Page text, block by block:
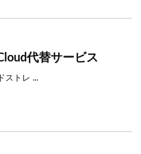
代替サービス
ストレ ...